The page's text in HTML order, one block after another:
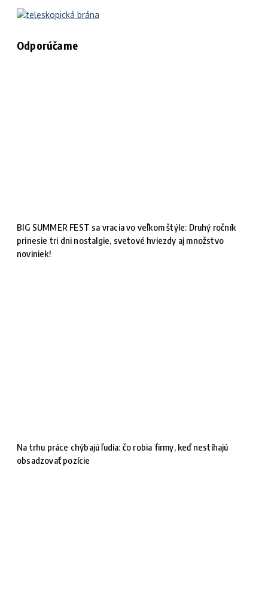
Odporúčame
BIG SUMMER FEST sa vracia vo veľkom štýle: Druhý ročník
prinesie tri dni nostalgie, svetové hviezdy aj množstvo
noviniek!
Na trhu práce chýbajú ľudia: čo robia firmy, keď nestíhajú
obsadzovať pozície